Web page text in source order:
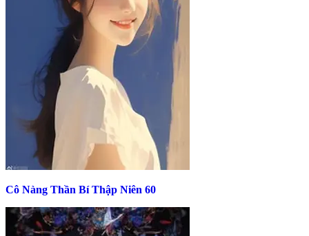
Cô Nàng Thần Bí Thập Niên 60